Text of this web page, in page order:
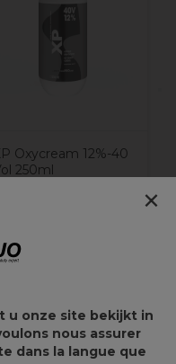
Oxycream 12%-40
250ml
u onze site bekijkt in
nous assurer
dans la langue que
×